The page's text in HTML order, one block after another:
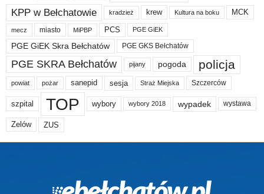
KPP w Bełchatowie kradzież krew Kultura na boku MCK
mecz miasto MiPBP PCS PGE GiEK
PGE GiEK Skra Bełchatów PGE GKS Bełchatów
PGE SKRA Bełchatów pijany pogoda policja
powiat pożar sanepid sesja Straż Miejska Szczerców
szpital TOP wybory wybory 2018 wypadek wystawa
Zelów ZUS